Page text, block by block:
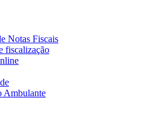
Notas Fiscais
fiscalização
Ambulante